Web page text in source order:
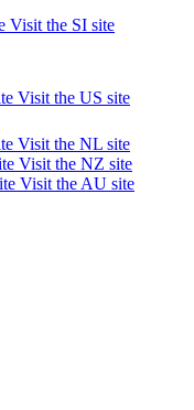
Visit the SI site
Visit the US site
Visit the NL site
Visit the NZ site
Visit the AU site